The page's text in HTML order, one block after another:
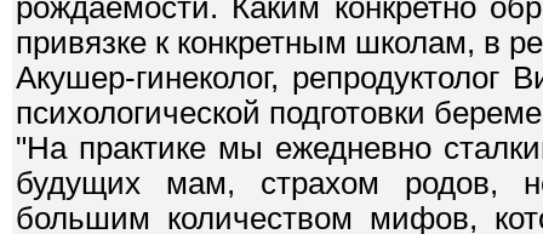
рождаемости. Каким конкретно
привязке к конкретным школам, в
Акушер-гинеколог, репродуктолог
психологической подготовки
"На практике мы ежедневно
будущих мам, страхом родов,
большим количеством мифов,